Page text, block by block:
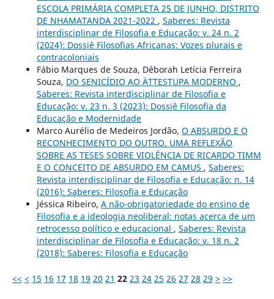
ESCOLA PRIMÁRIA COMPLETA 25 DE JUNHO, DISTRITO
DE NHAMATANDA 2021-2022 , Saberes: Revista
interdisciplinar de Filosofia e Educação: v. 24 n. 2
(2024): Dossiê Filosofias Africanas: Vozes plurais e
contracoloniais
Fábio Marques de Souza, Déborah Letícia Ferreira
Souza, DO SENICÍDIO AO ÄTTESTUPA MODERNO ,
Saberes: Revista interdisciplinar de Filosofia e
Educação: v. 23 n. 3 (2023): Dossiê Filosofia da
Educação e Modernidade
Marco Aurélio de Medeiros Jordão, O ABSURDO E O
RECONHECIMENTO DO OUTRO. UMA REFLEXÃO
SOBRE AS TESES SOBRE VIOLÊNCIA DE RICARDO TIMM
E O CONCEITO DE ABSURDO EM CAMUS , Saberes:
Revista interdisciplinar de Filosofia e Educação: n. 14
(2016): Saberes: Filosofia e Educação
Jéssica Ribeiro, A não-obrigatoriedade do ensino de
Filosofia e a ideologia neoliberal: notas acerca de um
retrocesso político e educacional , Saberes: Revista
interdisciplinar de Filosofia e Educação: v. 18 n. 2
(2018): Saberes: Filosofia e Educação
<< < 15 16 17 18 19 20 21 22 23 24 25 26 27 28 29 > >>